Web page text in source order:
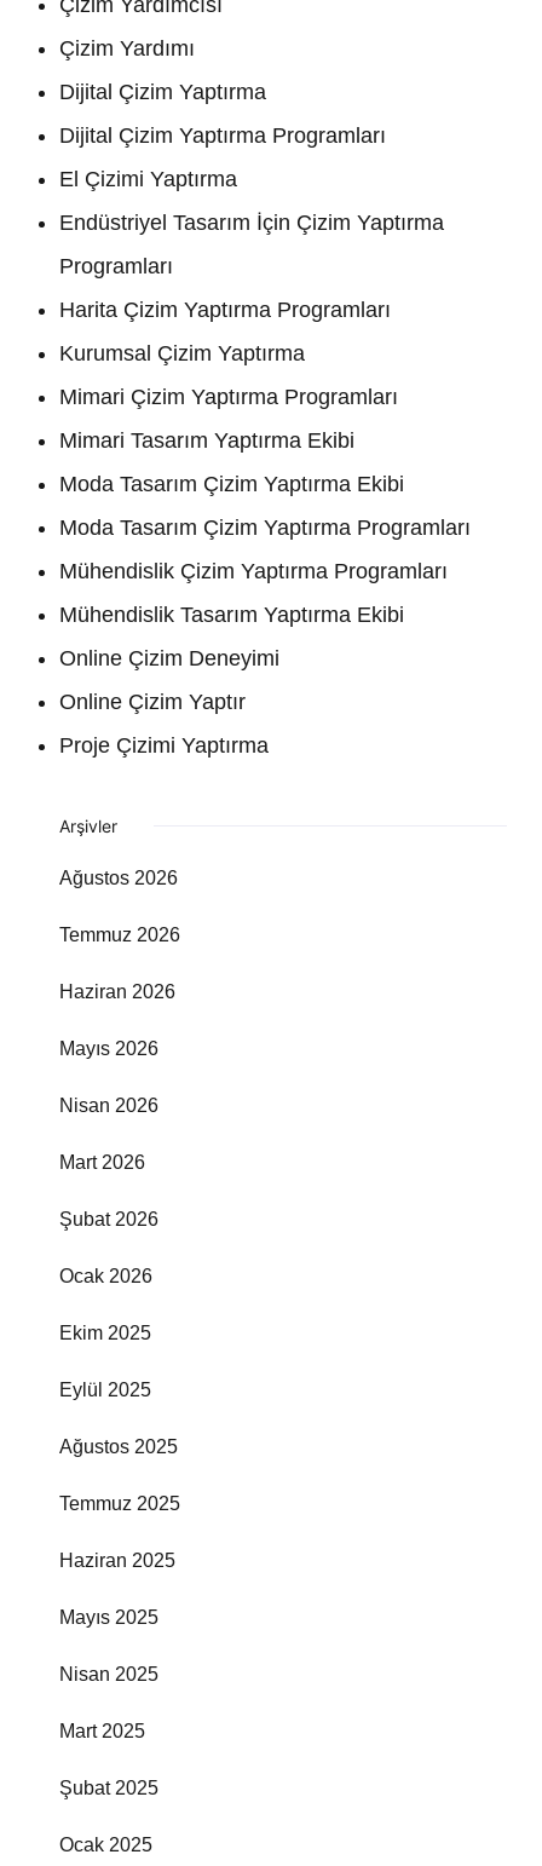
Çizim Yardımı
Dijital Çizim Yaptırma
Dijital Çizim Yaptırma Programları
El Çizimi Yaptırma
Endüstriyel Tasarım İçin Çizim Yaptırma
Programları
Harita Çizim Yaptırma Programları
Kurumsal Çizim Yaptırma
Mimari Çizim Yaptırma Programları
Mimari Tasarım Yaptırma Ekibi
Moda Tasarım Çizim Yaptırma Ekibi
Moda Tasarım Çizim Yaptırma Programları
Mühendislik Çizim Yaptırma Programları
Mühendislik Tasarım Yaptırma Ekibi
Online Çizim Deneyimi
Online Çizim Yaptır
Proje Çizimi Yaptırma
Arşivler
Ağustos 2026
Temmuz 2026
Haziran 2026
Mayıs 2026
Nisan 2026
Mart 2026
Şubat 2026
Ocak 2026
Ekim 2025
Eylül 2025
Ağustos 2025
Temmuz 2025
Haziran 2025
Mayıs 2025
Nisan 2025
Mart 2025
Şubat 2025
Ocak 2025